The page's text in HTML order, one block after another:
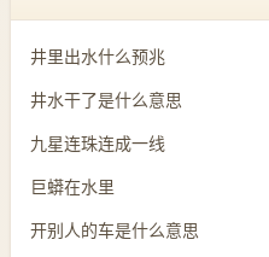
井里出水什么预兆
井水干了是什么意思
九星连珠连成一线
巨蟒在水里
开别人的车是什么意思